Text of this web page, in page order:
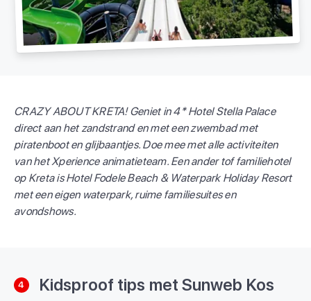
CRAZY ABOUT KRETA! Geniet in 4* Hotel Stella Palace
direct aan het zandstrand en met een zwembad met
piratenboot en glijbaantjes. Doe mee met alle activiteiten
van het Xperience animatieteam. Een ander tof familiehotel
op Kreta is Hotel Fodele Beach & Waterpark Holiday Resort
met een eigen waterpark, ruime familiesuites en
avondshows.
4 Kidsproof tips met Sunweb Kos